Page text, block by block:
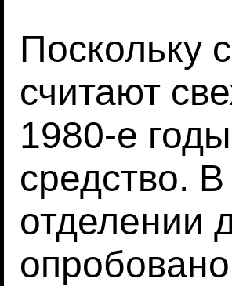
Поскольку
считают
1980-е
средство.
отделении